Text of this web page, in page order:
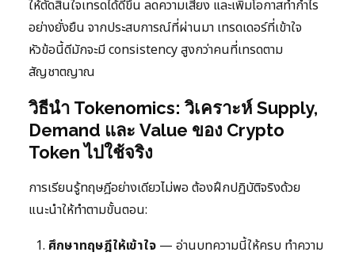
ให้ตัดสินใจเทรดได้ดีขึ้น ลดความเสี่ยง และเพิ่มโอกาสทำกำไร
อย่างยั่งยืน จากประสบการณ์ที่ผ่านมา เทรดเดอร์ที่เข้าใจ
หัวข้อนี้ดีมักจะมี consistency สูงกว่าคนที่เทรดตาม
สัญชาตญาณ
วิธีนำ Tokenomics: วิเคราะห์ Supply,
Demand และ Value ของ Crypto
Token ไปใช้จริง
การเรียนรู้ทฤษฎีอย่างเดียวไม่พอ ต้องฝึกปฏิบัติจริงด้วย
แนะนำให้ทำตามขั้นตอน:
ศึกษาทฤษฎีให้เข้าใจ — อ่านบทความนี้ให้ครบ ทำความ